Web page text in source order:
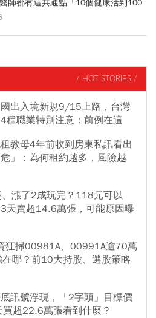
師都有這共通點「10個健康活到100
/ HOT STORIES /
出入境新規9/15上路，台灣
種職業特別注意：前例在這
教母4年前收到房東私訊看出
」：為何租約越多，風險越
漲了2成玩完？118元可以
天賣超14.6萬張，可能原因曝
狂掃00981A、00991A逾70萬
哪？前10大持股、選股策略
訊號浮現，「2字頭」目標價
超22.6萬張看到什麼？